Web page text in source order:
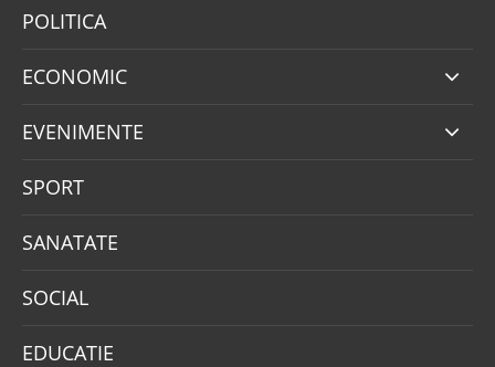
POLITICA
ECONOMIC
EVENIMENTE
SPORT
SANATATE
SOCIAL
EDUCATIE